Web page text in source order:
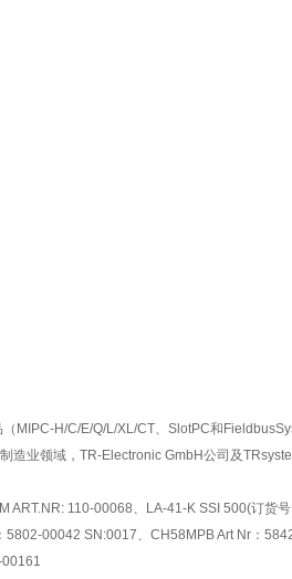
MIPC-H/C/E/Q/L/XL/CT、SlotPC和
造业领域，TR-Electronic GmbH公司及
ART.NR: 110-00068、 LA-41-K SSI 500(订货
：5802-00042 SN:0017、 CH58MPB Art Nr ：